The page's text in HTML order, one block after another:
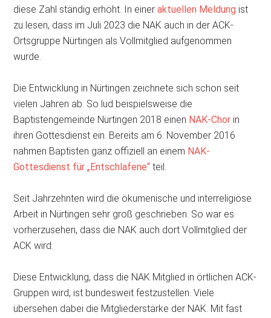
diese Zahl ständig erhöht. In eineraktuellen Meldung ist
zu lesen, dass im Juli 2023 die NAK auch in der ACK-
Ortsgruppe Nürtingen als Vollmitglied aufgenommen
wurde.
Die Entwicklung in Nürtingen zeichnete sich schon seit
vielen Jahren ab. So lud beispielsweise die
Baptistengemeinde Nürtingen 2018 einen NAK-Chor in
ihren Gottesdienst ein. Bereits am 6. November 2016
nahmen Baptisten ganz offiziell an einem NAK-
Gottesdienst für „Entschlafene“ teil.
Seit Jahrzehnten wird die ökumenische und interreligiöse
Arbeit in Nürtingen sehr groß geschrieben. So war es
vorherzusehen, dass die NAK auch dort Vollmitglied der
ACK wird.
Diese Entwicklung, dass die NAK Mitglied in örtlichen ACK-
Gruppen wird, ist bundesweit festzustellen. Viele
übersehen dabei die Mitgliederstärke der NAK. Mit fast